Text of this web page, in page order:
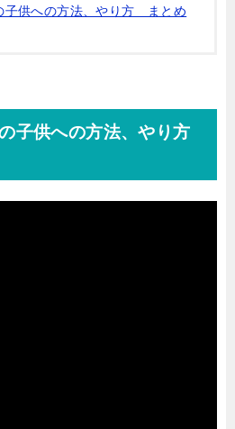
子供への方法、やり方 まとめ
子供への方法、やり方